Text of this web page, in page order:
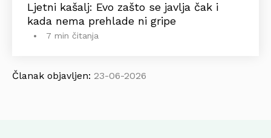
Ljetni kašalj: Evo zašto se javlja čak i
kada nema prehlade ni gripe
7 min čitanja
Članak objavljen: 23-06-2026